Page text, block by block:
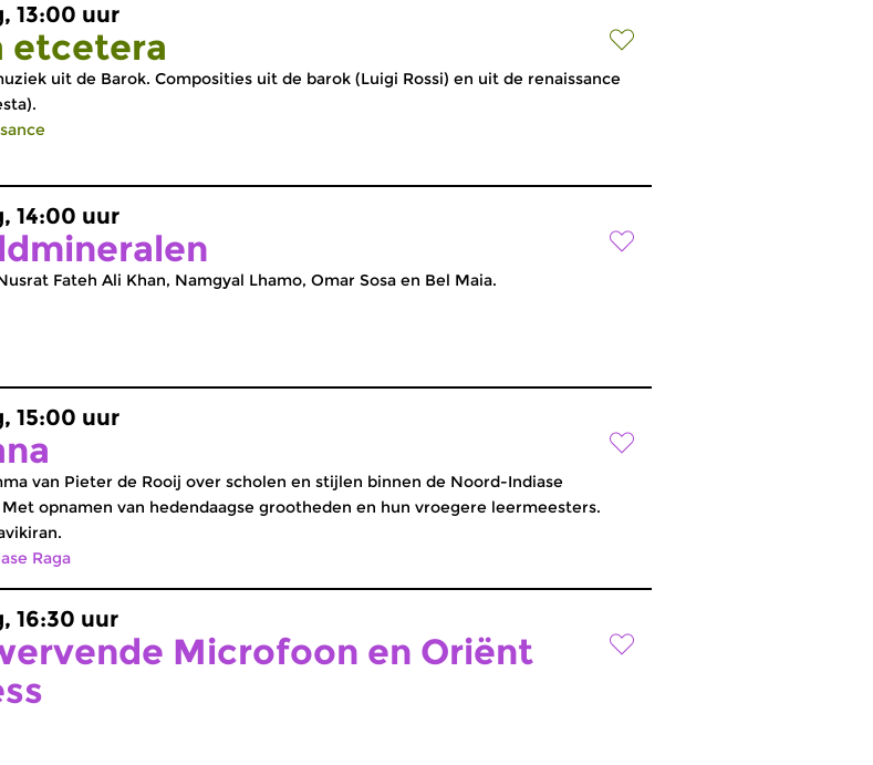
13:00 uur
etcetera
uit de Barok. Composities uit de barok (Luigi Rossi) en uit de renaissance
14:00 uur
Fateh Ali Khan, Namgyal Lhamo, Omar Sosa en Bel Maia.
15:00 uur
van Pieter de Rooij over scholen en stijlen binnen de Noord-Indiase
opnamen van hedendaagse grootheden en hun vroegere leermeesters.
Raga
16:30 uur
Microfoon en Oriënt